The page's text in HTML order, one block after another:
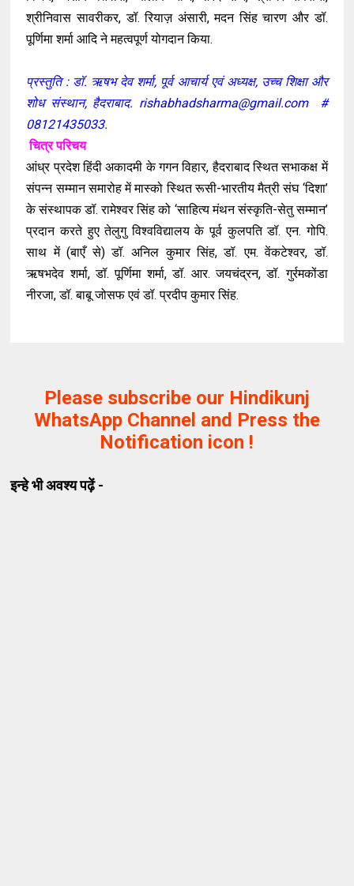
श्रीनिवास सावरीकर, डॉ. रियाज़ अंसारी, मदन सिंह चारण और डॉ.
पूर्णिमा शर्मा आदि ने महत्वपूर्ण योगदान किया.
प्रस्तुति : डॉ. ऋषभ देव शर्मा, पूर्व आचार्य एवं अध्यक्ष, उच्च शिक्षा और
शोध संस्थान, हैदराबाद. rishabhadsharma@gmail.com #
08121435033.
चित्र परिचय
आंध्र प्रदेश हिंदी अकादमी के गगन विहार, हैदराबाद स्थित सभाकक्ष में
संपन्न सम्मान समारोह में मास्को स्थित रूसी-भारतीय मैत्री संघ ‘दिशा’
के संस्थापक डॉ. रामेश्वर सिंह को ‘साहित्य मंथन संस्कृति-सेतु सम्मान’
प्रदान करते हुए तेलुगु विश्वविद्यालय के पूर्व कुलपति डॉ. एन. गोपि.
साथ में (बाएँ से) डॉ. अनिल कुमार सिंह, डॉ. एम. वेंकटेश्वर, डॉ.
ऋषभदेव शर्मा, डॉ. पूर्णिमा शर्मा, डॉ. आर. जयचंद्रन, डॉ. गुर्रमकोंडा
नीरजा, डॉ. बाबू जोसफ एवं डॉ. प्रदीप कुमार सिंह.
Please subscribe our Hindikunj
WhatsApp Channel and Press the
Notification icon !
इन्हे भी अवश्य पढ़ें -